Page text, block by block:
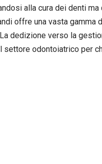
alla cura dei denti ma
offre una vasta gamma
dedizione verso la
settore odontoiatrico per